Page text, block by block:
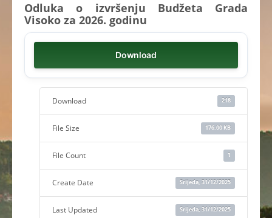
Odluka o izvršenju Budžeta Grada
Visoko za 2026. godinu
Download
Download 218
File Size 176.00 KB
File Count 1
Create Date Srijeda, 31/12/2025
Last Updated Srijeda, 31/12/2025